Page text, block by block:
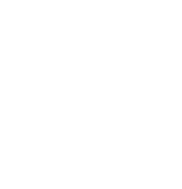
Tilsynsrapport